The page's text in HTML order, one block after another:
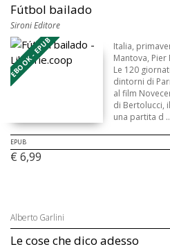
Fútbol bailado
Sironi Editore
EBOOK - EPUB
Italia,
Mantova,
Le 120
dintorni di
al film
di Bertolucci,
una partita d
EPUB
€ 6,99
Alberto Garlini
Le cose che dico adesso